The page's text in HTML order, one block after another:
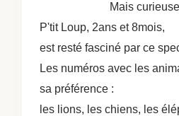
Mais
P'tit Loup, 2ans et 8mois,
est resté fasciné par ce
Les numéros avec les
sa préférence :
les lions, les chiens, les